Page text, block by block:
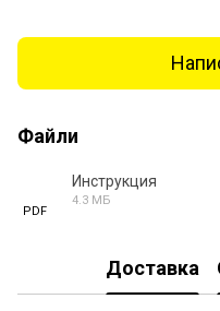
Файли
PDF
Инструкция
4.3 МБ
Доставка